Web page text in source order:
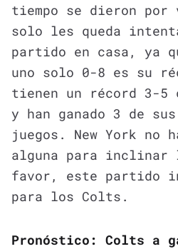
tiempo se dieron por
solo les queda
partido en casa, ya
uno solo 0-8 es su
tienen un récord 3-5
y han ganado 3 de
juegos. New York no
alguna para inclinar
favor, este partido
para los Colts.
Pronóstico: Colts a